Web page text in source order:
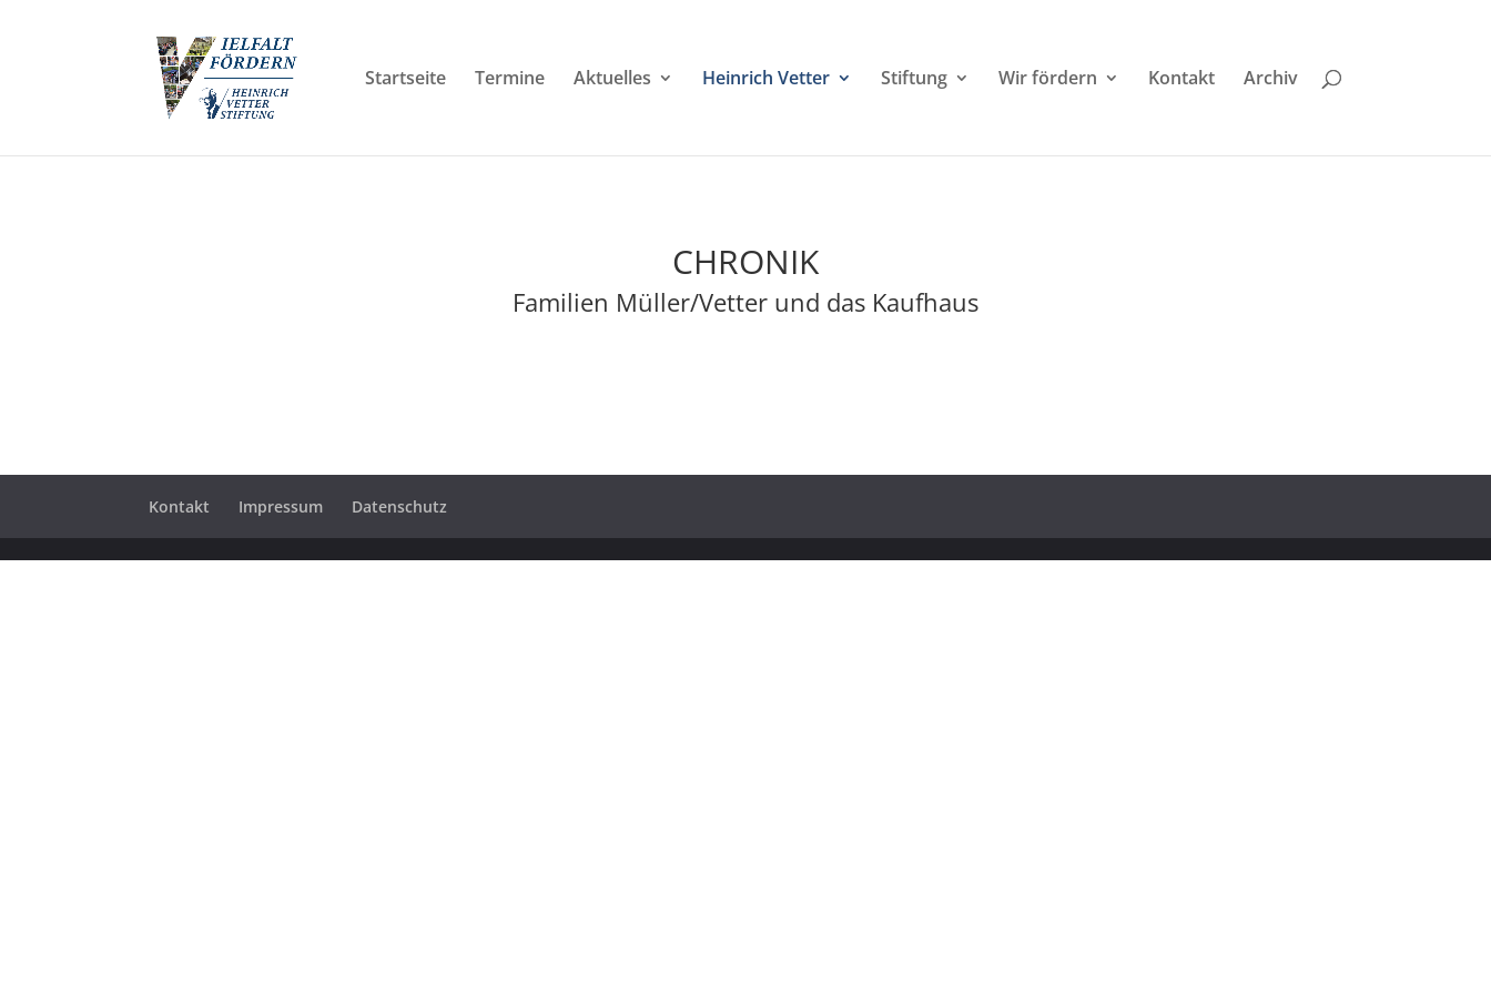
Startseite Termine Aktuelles Heinrich Vetter Stiftung Wir fördern Kontakt Archiv
CHRONIK
Familien Müller/Vetter und das Kaufhaus
Kontakt Impressum Datenschutz